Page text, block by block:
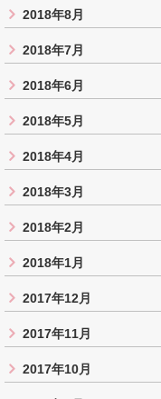
2018年8月
2018年7月
2018年6月
2018年5月
2018年4月
2018年3月
2018年2月
2018年1月
2017年12月
2017年11月
2017年10月